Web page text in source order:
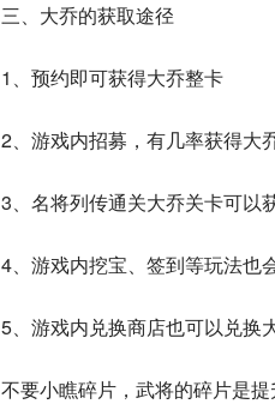
三、大乔的获取途径
1、预约即可获得大乔整卡
2、游戏内招募，有几率获得大
3、名将列传通关大乔关卡可以
4、游戏内挖宝、签到等玩法也
5、游戏内兑换商店也可以兑换
不要小瞧碎片，武将的碎片是